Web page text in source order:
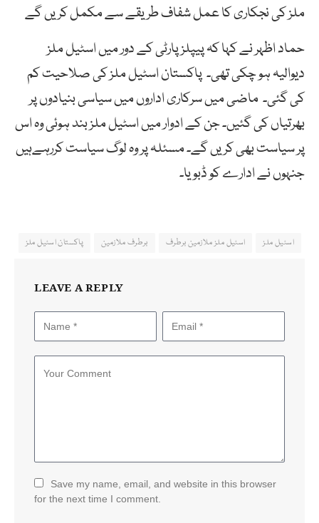
ملز کی نجکاری کا عمل شفاف طریقے سے مکمل کریں گے
حماد اظہر نے کہا کہ پیپلز پارٹی کے دور میں اسٹیل ملز
دیوالیہ ہو چکی تھی۔ پاکستان اسٹیل ملز کی صلاحیت کم
کی گئی۔ ماضی میں سرکاری اداروں میں سیاسی بنیادوں پر
بھرتیاں کی گئیں۔ جن کے ادوار میں اسٹیل ملز بند ہوئی وہ اس
پر سیاست بھی کریں گے۔ مسئلہ پر وہ لوگ سیاست کررہےہیں
جنہوں نے ادارے کو ڈبویا۔
اسٹیل ملز اسٹیل ملز ملازمین برطرف برطرف ملازمین پاکستان اسٹیل ملز
LEAVE A REPLY
Save my name, email, and website in this browser
for the next time I comment.